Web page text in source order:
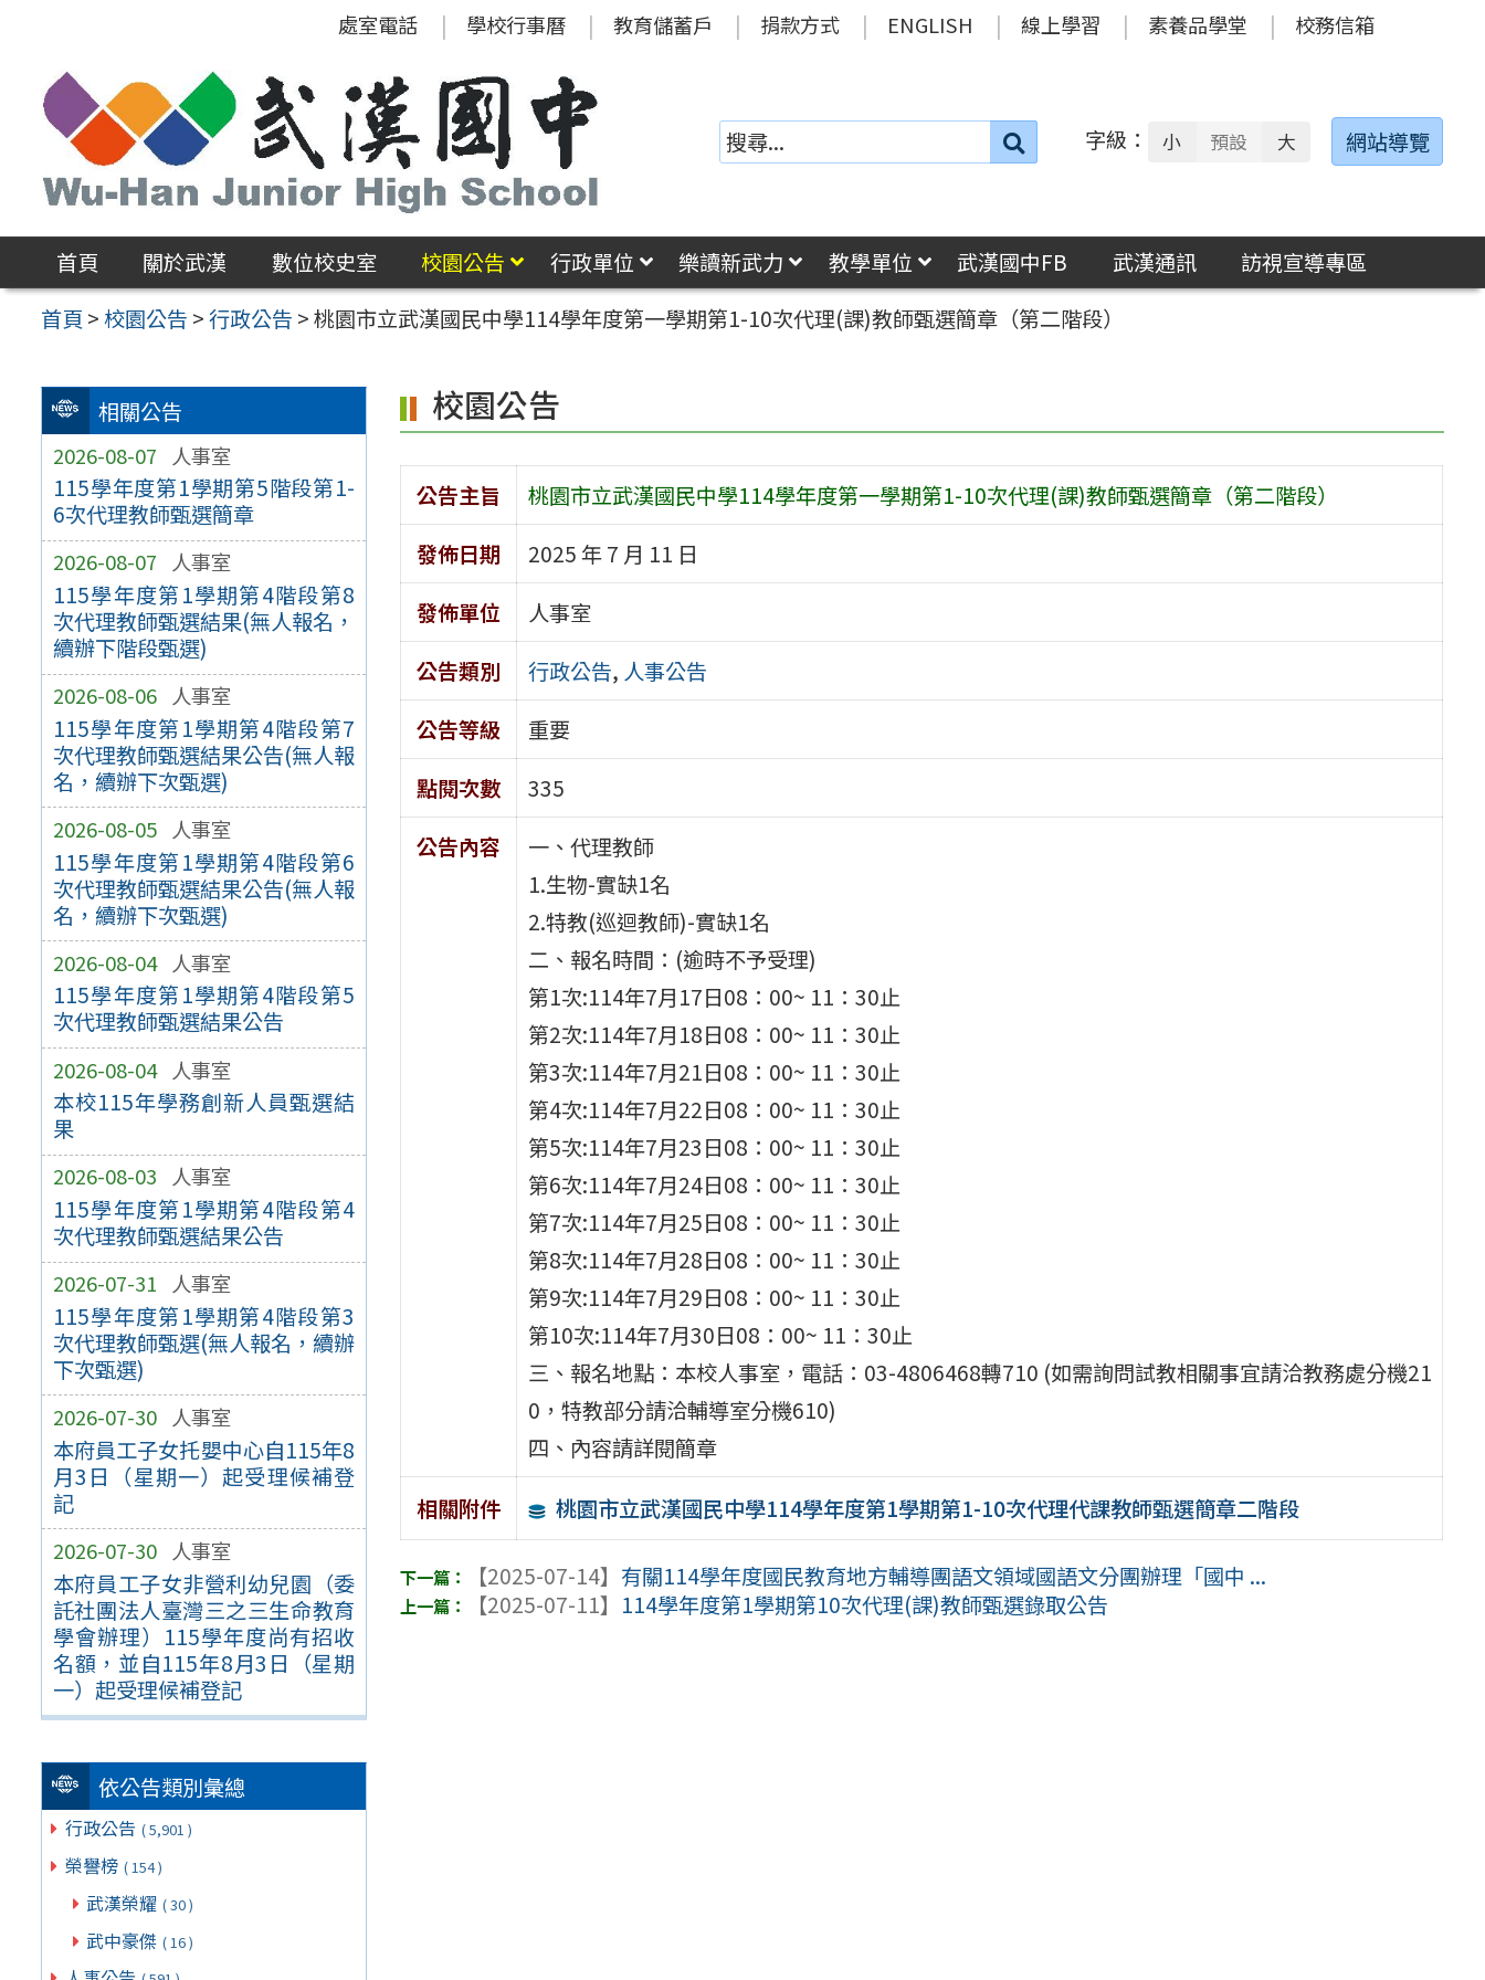
區
處室電話 學校行事曆 教育儲蓄戶 捐款方式 ENGLISH 線上學習 素養品學堂 校務信箱
搜
字級： 小 預設 大 網站導覽
首頁 關於武漢 數位校史室 校園公告 行政單位 樂讀新武力 教學單位 武漢國中FB 武漢通訊
訪視宣導專區
首頁 >校園公告 >行政公告 >桃園市立武漢國民中學114學年度第一學期第1-10次代理(課)教師甄選簡章（第二階段）
相關公告
2026-08-07 人事室
115學年度第1學期第5階段第1-
6次代理教師甄選簡章
2026-08-07 人事室
115學年度第1學期第4階段第8
次代理教師甄選結果(無人報名，
續辦下階段甄選)
2026-08-06 人事室
115學年度第1學期第4階段第7
次代理教師甄選結果公告(無人報
名，續辦下次甄選)
2026-08-05 人事室
115學年度第1學期第4階段第6
次代理教師甄選結果公告(無人報
名，續辦下次甄選)
2026-08-04 人事室
115學年度第1學期第4階段第5
次代理教師甄選結果公告
2026-08-04 人事室
本校115年學務創新人員甄選結
果
2026-08-03 人事室
115學年度第1學期第4階段第4
次代理教師甄選結果公告
2026-07-31 人事室
115學年度第1學期第4階段第3
次代理教師甄選(無人報名，續辦
下次甄選)
2026-07-30 人事室
本府員工子女托嬰中心自115年8
月3日（星期一）起受理候補登
記
2026-07-30 人事室
本府員工子女非營利幼兒園（委
託社團法人臺灣三之三生命教育
學會辦理）115學年度尚有招收
名額，並自115年8月3日（星期
一）起受理候補登記
依公告類別彙總
行政公告 ( 5,901 )
榮譽榜 ( 154 )
武漢榮耀 ( 30 )
武中豪傑 ( 16 )
校園公告
公告主旨
桃園市立武漢國民中學114學年度第一學期第1-10次代理(課)教師甄選簡章（第二階段）
發佈日期
2025 年 7 月 11 日
發佈單位
人事室
公告類別
行政公告, 人事公告
公告等級
重要
點閱次數
335
公告內容
一、代理教師
1.生物-實缺1名
2.特教(巡迴教師)-實缺1名
二、報名時間：(逾時不予受理)
第1次:114年7月17日08：00~ 11：30止
第2次:114年7月18日08：00~ 11：30止
第3次:114年7月21日08：00~ 11：30止
第4次:114年7月22日08：00~ 11：30止
第5次:114年7月23日08：00~ 11：30止
第6次:114年7月24日08：00~ 11：30止
第7次:114年7月25日08：00~ 11：30止
第8次:114年7月28日08：00~ 11：30止
第9次:114年7月29日08：00~ 11：30止
第10次:114年7月30日08：00~ 11：30止
三、報名地點：本校人事室，電話：03-4806468轉710 (如需詢問試教相關事宜請洽教務處分機21
0，特教部分請洽輔導室分機610)
四、內容請詳閱簡章
相關附件
桃園市立武漢國民中學114學年度第1學期第1-10次代理代課教師甄選簡章二階段
【2025-07-14】 有關114學年度國民教育地方輔導團語文領域國語文分團辦理「國中 ...
【2025-07-11】 114學年度第1學期第10次代理(課)教師甄選錄取公告